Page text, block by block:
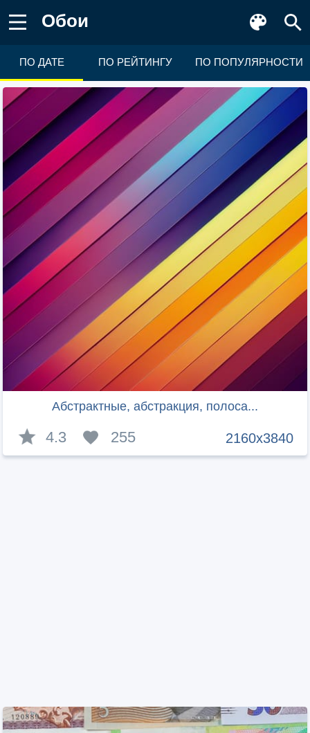
Обои
ПО ДАТЕ ПО РЕЙТИНГУ ПО ПОПУЛЯРНОСТИ
Абстрактные, абстракция, полоса...
2160x3840
4.3 255